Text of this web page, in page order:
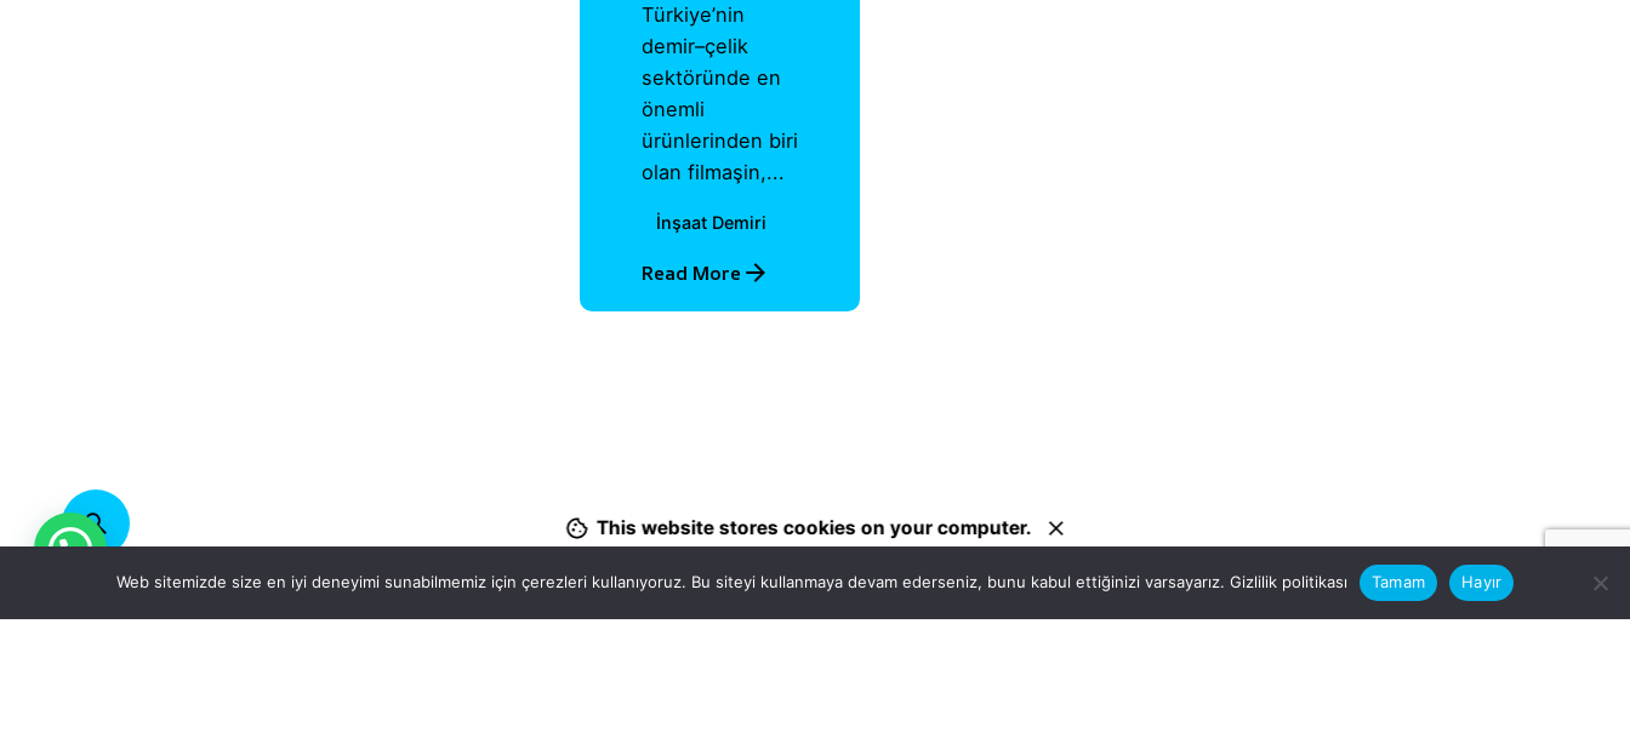
Türkiye’nin
demir–çelik
sektöründe en
önemli
ürünlerinden biri
olan filmaşin,...
İnşaat Demiri
Read More
This website stores cookies on your computer.
Web sitemizde size en iyi deneyimi sunabilmemiz için çerezleri kullanıyoruz. Bu siteyi kullanmaya devam ederseniz, bunu kabul ettiğinizi varsayarız. Gizlilik politikası Tamam Hayır